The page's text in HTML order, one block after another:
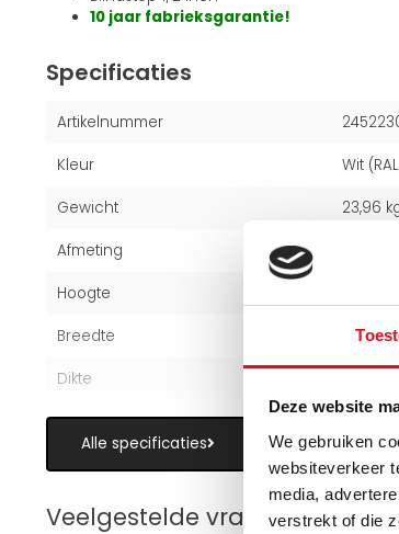
Deze website
We gebruiken
websiteverkeer
media,
verstrekt of die
10 jaar fabrieksgarantie!
Specificaties
Artikelnummer
Kleur Wit
Gewicht 23,96
Afmeting
Hoogte
Breedte 160 cm
Dikte
Alle specificaties
Veelgestelde vragen over